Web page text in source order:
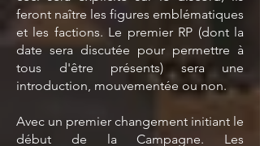
feront naître les figures emblématiques
et les factions. Le premier RP (dont la
date sera discutée pour permettre à
tous d'être présents) sera une
introduction, mouvementée ou non.
Avec un premier changement initiant le
début de la Campagne. Les